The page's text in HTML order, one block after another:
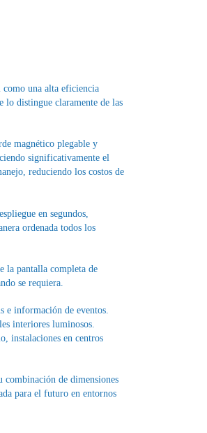
una alta eficiencia
lo distingue claramente de las
magnético plegable y
significativamente el
reduciendo los costos de
en segundos,
ordenada todos los
la pantalla completa de
se requiera.
e información de eventos.
interiores luminosos.
instalaciones en centros
combinación de dimensiones
para el futuro en entornos